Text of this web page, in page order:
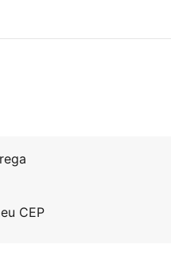
Grade Imeca quantidade
CEP